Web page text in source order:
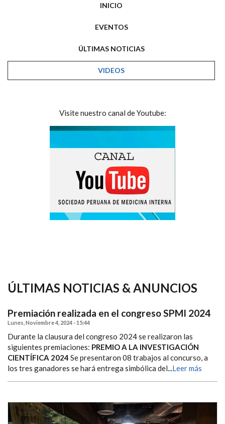
INICIO
EVENTOS
ÚLTIMAS NOTICIAS
VIDEOS
Visite nuestro canal de Youtube:
ÚLTIMAS NOTICIAS & ANUNCIOS
Premiación realizada en el congreso SPMI 2024
Lunes, Noviembre 4, 2024 - 15:44
Durante la clausura del congreso 2024 se realizaron las
siguientes premiaciones: PREMIO A LA INVESTIGACIÓN
CIENTÍFICA 2024 Se presentaron 08 trabajos al concurso, a
los tres ganadores se hará entrega simbólica del...Leer más